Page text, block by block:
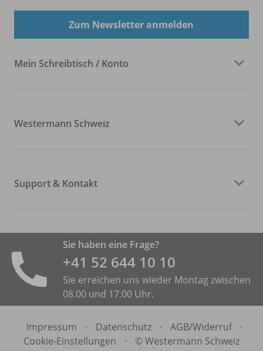
Zum Newsletter anmelden
Mein Schreibtisch / Konto
Westermann Schweiz
Support & Kontakt
Sie haben eine Frage?
+41 52 644 10 10
Sie erreichen uns wieder Montag zwischen
08.00 und 17.00 Uhr.
Impressum · Datenschutz · AGB/Widerruf
·
Cookie-Einstellungen
· © Westermann Schweiz